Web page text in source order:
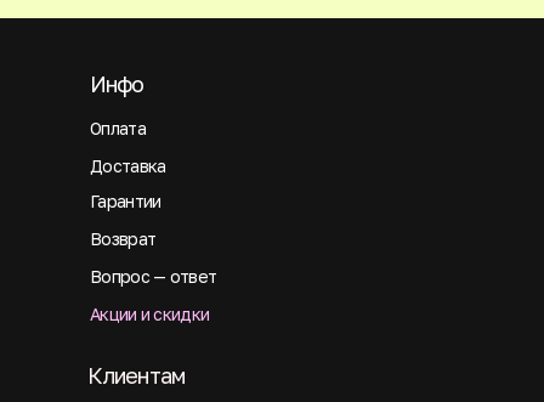
Оплата
Инфо
Доставка
Гарантии
Возврат
Вопрос — ответ
Акции и скидки
Клиентам